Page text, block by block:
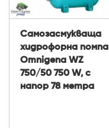
Самозасмукваща
хидрофорна помпа
Omnigena WZ
750/50 750 W, с
напор 78 метра